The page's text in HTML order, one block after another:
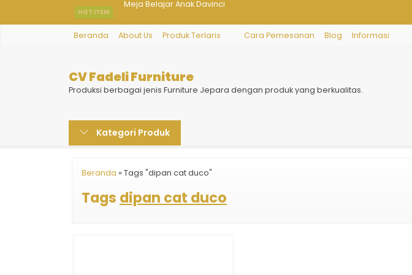
HOT ITEM
Kamar Set Minimalis Mewah
Sofa Tamu Ukir Royalty
Kamar Set Mewah Klasik Arredo
Beranda About Us Produk Terlaris Cara Pemesanan Blog Informasi
CV Fadeli Furniture
Produksi berbagai jenis Furniture Jepara dengan produk yang berkualitas.
Kategori Produk
Beranda » Tags "dipan cat duco"
Tags dipan cat duco